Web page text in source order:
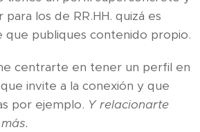
los de RR.HH. quizá es
que publiques contenido propio.
centrarte en tener un perfil en
invite a la conexión y que
por ejemplo. Y relacionarte